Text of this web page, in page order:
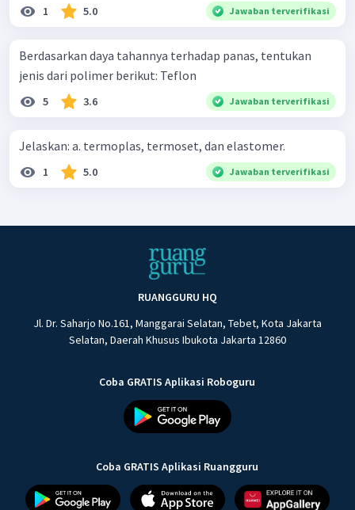
1 5.0 Jawaban terverifikasi
Berdasarkan daya tahannya terhadap panas, tentukan
jenis dari polimer berikut: Teflon
5 3.6 Jawaban terverifikasi
Jelaskan: a. termoplas, termoset, dan elastomer.
1 5.0 Jawaban terverifikasi
RUANGGURU HQ
Jl. Dr. Saharjo No.161, Manggarai Selatan, Tebet, Kota Jakarta
Selatan, Daerah Khusus Ibukota Jakarta 12860
Coba GRATIS Aplikasi Roboguru
Coba GRATIS Aplikasi Ruangguru